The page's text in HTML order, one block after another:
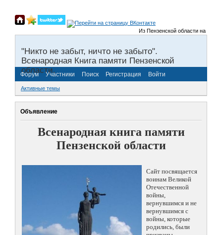
Из Пензенской области на
"Никто не забыт, ничто не забыто".
Всенародная Книга памяти Пензенской
области.
Форум Участники Поиск Регистрация Войти
Активные темы
Объявление
Всенародная книга памяти
Пензенской области
Сайт посвящается
воинам Великой
Отечественной
войны,
вернувшимся и не
вернувшимся с
войны, которые
родились, были